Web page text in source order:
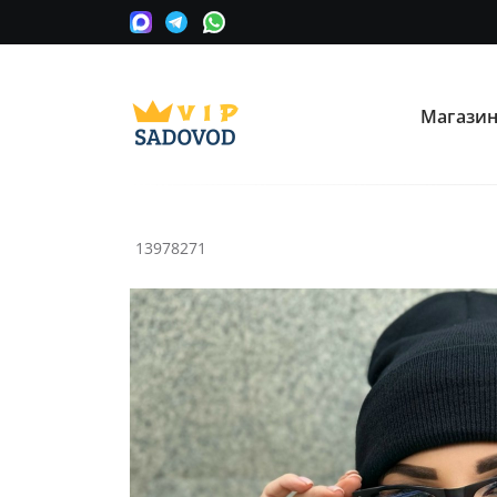
О нас
Информация
Условия покупки
Как сделать заказ
Рассчитать доставку
Доставка и возврат
Магазин
13978271